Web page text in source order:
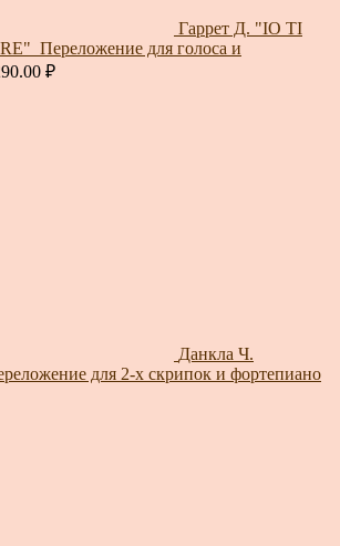
Гаррет Д. "IO TI
для голоса и
₽
Данкла Ч.
для 2-х скрипок и фортепиано